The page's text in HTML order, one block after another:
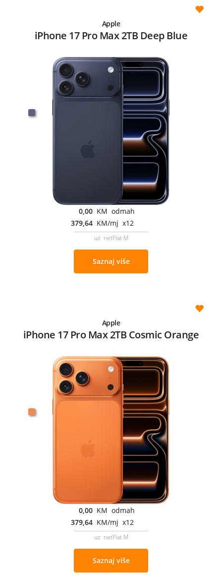
Apple
iPhone 17 Pro Max 2TB Deep Blue
0,00 KM odmah
379,64 KM/mj x12
uz netFlat M
Saznaj više
Apple
iPhone 17 Pro Max 2TB Cosmic Orange
0,00 KM odmah
379,64 KM/mj x12
uz netFlat M
Saznaj više